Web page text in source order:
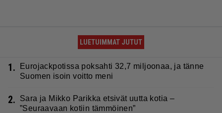
LUETUIMMAT JUTUT
1.
Eurojackpotissa poksahti 32,7 miljoonaa, ja tänne
Suomen isoin voitto meni
2.
Sara ja Mikko Parikka etsivät uutta kotia –
”Seuraavaan kotiin tämmöinen”